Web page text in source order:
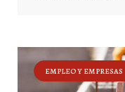
EMPLEO Y EMPRESAS